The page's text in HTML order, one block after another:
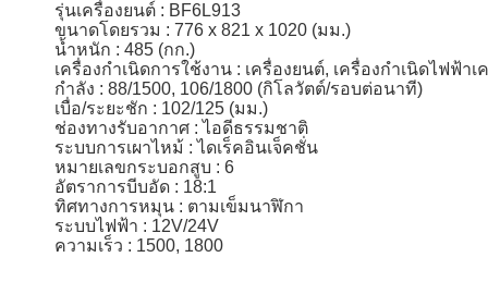
รุ่นเครื่องยนต์ : BF6L913
ขนาดโดยรวม : 776 x 821 x 1020 (มม.)
น้ำหนัก : 485 (กก.)
เครื่องกำเนิดการใช้งาน : เครื่องยนต์, เครื่องกำเนิดไฟฟ้าเ
กำลัง : 88/1500, 106/1800 (กิโลวัตต์/รอบต่อนาที)
เบื่อ/ระยะชัก : 102/125 (มม.)
ช่องทางรับอากาศ : ไอดีธรรมชาติ
ระบบการเผาไหม้ : ไดเร็คอินเจ็คชั่น
หมายเลขกระบอกสูบ : 6
อัตราการบีบอัด : 18:1
ทิศทางการหมุน : ตามเข็มนาฬิกา
ระบบไฟฟ้า : 12V/24V
ความเร็ว : 1500, 1800